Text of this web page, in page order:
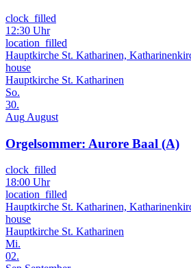
clock_filled
12:30 Uhr
location_filled
Hauptkirche St. Katharinen,
house
Hauptkirche St. Katharinen
So.
30.
Aug August
Orgelsommer: Aurore Baal (A)
clock_filled
18:00 Uhr
location_filled
Hauptkirche St. Katharinen,
house
Hauptkirche St. Katharinen
Mi.
02.